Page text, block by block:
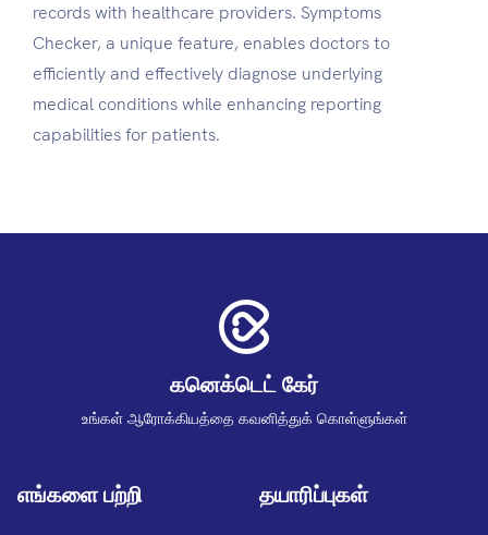
records with healthcare providers. Symptoms
Checker, a unique feature, enables doctors to
efficiently and effectively diagnose underlying
medical conditions while enhancing reporting
capabilities for patients.
கனெக்டெட் கேர்
உங்கள் ஆரோக்கியத்தை கவனித்துக் கொள்ளுங்கள்
எங்களை பற்றி தயாரிப்புகள்